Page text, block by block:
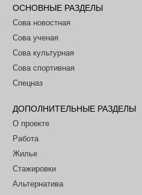
ОСНОВНЫЕ РАЗДЕЛЫ
Сова новостная
Сова ученая
Сова культурная
Сова спортивная
Спецназ
ДОПОЛНИТЕЛЬНЫЕ РАЗДЕЛЫ
О проекте
Работа
Жилье
Стажировки
Альтернатива